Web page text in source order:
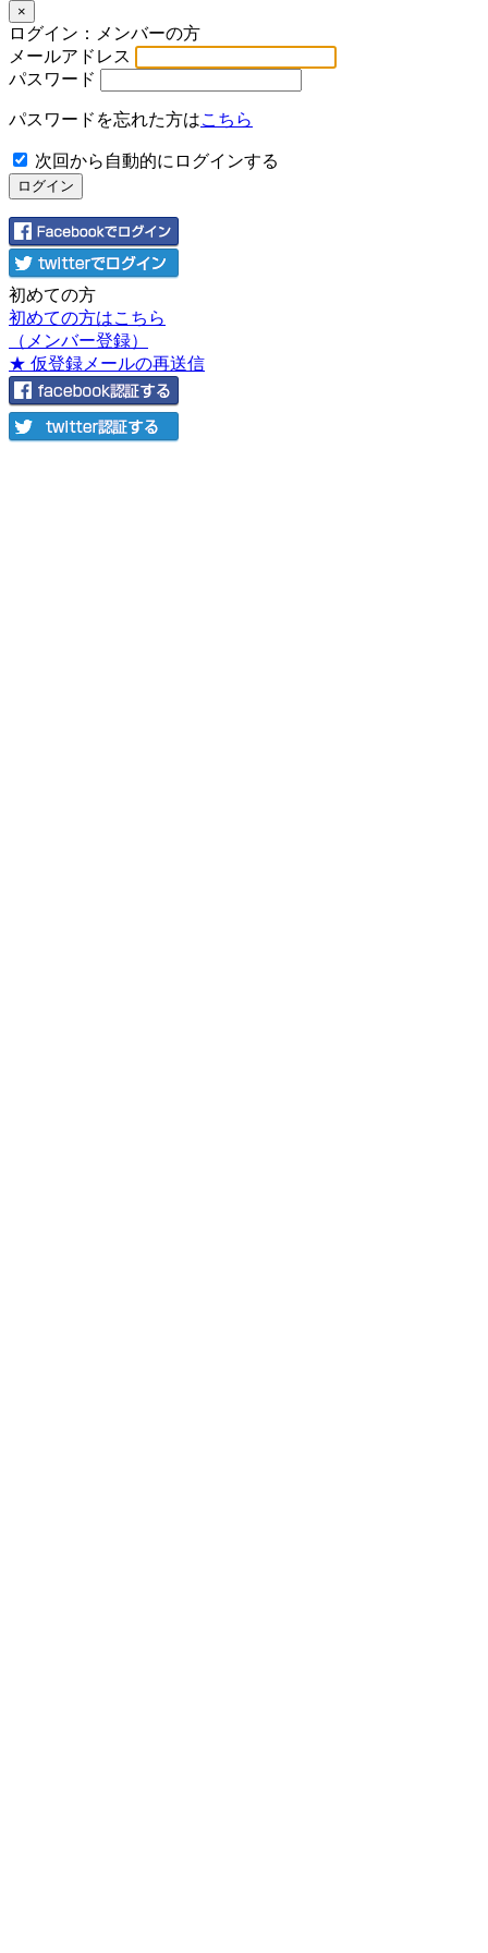
×
ログイン：メンバーの方
メールアドレス
パスワード
パスワードを忘れた方はこちら
次回から自動的にログインする
初めての方
初めての方はこちら
（メンバー登録）
★ 仮登録メールの再送信